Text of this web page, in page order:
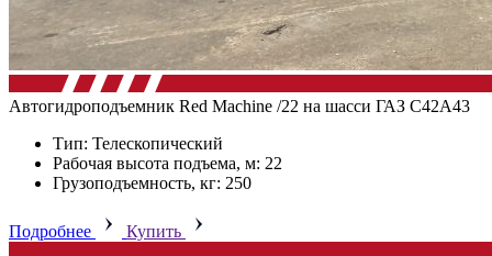
Автогидроподъемник Red Machine /22 на шасси ГАЗ C42А43
Тип: Телескопический
Рабочая высота подъема, м: 22
Грузоподъемность, кг: 250
Подробнее Купить